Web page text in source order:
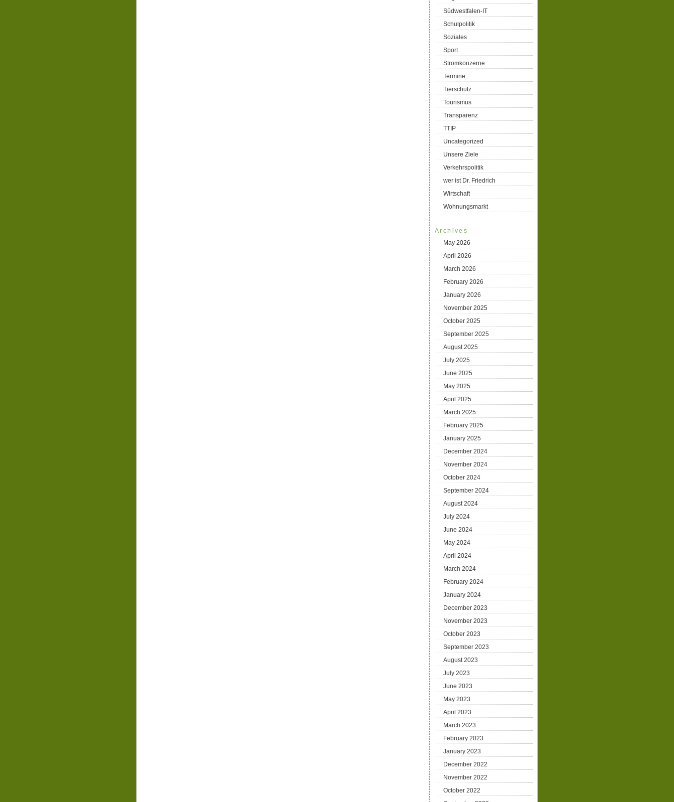
Südwestfalen-IT
Schulpolitik
Soziales
Sport
Stromkonzerne
Termine
Tierschutz
Tourismus
Transparenz
TTIP
Uncategorized
Unsere Ziele
Verkehrspolitik
wer ist Dr. Friedrich
Wirtschaft
Wohnungsmarkt
Archives
May 2026
April 2026
March 2026
February 2026
January 2026
November 2025
October 2025
September 2025
August 2025
July 2025
June 2025
May 2025
April 2025
March 2025
February 2025
January 2025
December 2024
November 2024
October 2024
September 2024
August 2024
July 2024
June 2024
May 2024
April 2024
March 2024
February 2024
January 2024
December 2023
November 2023
October 2023
September 2023
August 2023
July 2023
June 2023
May 2023
April 2023
March 2023
February 2023
January 2023
December 2022
November 2022
October 2022